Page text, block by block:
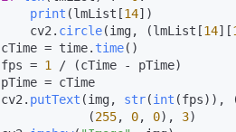
print (lmList[14])
            cv2.
circle(img, (lmList[14][
        cTime = time.
time()
        fps =
1
/ (cTime - pTime)
        cv2.
putText (img, str(int (fps)),
                    (
255, 0, 0), 3)